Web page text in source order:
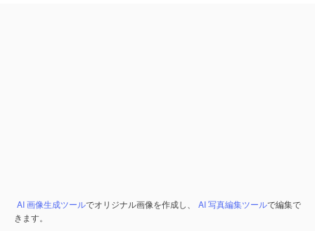
AI 画像生成ツールでオリジナル画像を作成し、 AI 写真編集ツールで編集で
きます。